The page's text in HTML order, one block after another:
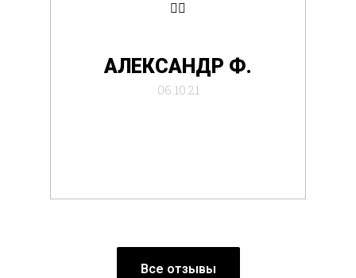
👍🏼
АЛЕКСАНДР Ф.
06.10.21
Все отзывы